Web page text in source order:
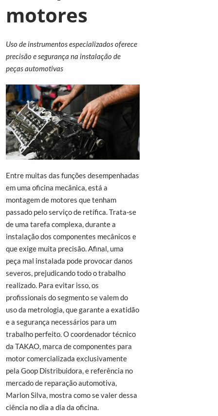
motores
Uso de instrumentos especializados oferece
precisão e segurança na instalação de
peças automotivas
Entre muitas das funções desempenhadas
em uma oficina mecânica, está a
montagem de motores que tenham
passado pelo serviço de retífica. Trata-se
de uma tarefa complexa, durante a
instalação dos componentes mecânicos e
que exige muita precisão. Afinal, uma
peça mal instalada pode provocar danos
severos, prejudicando todo o trabalho
realizado. Para evitar isso, os
profissionais do segmento se valem do
uso da metrologia, que garante a exatidão
e a segurança necessários para um
trabalho perfeito. O coordenador técnico
da TAKAO, marca de componentes para
motor comercializada exclusivamente
pela Goop Distribuidora, e referência no
mercado de reparação automotiva,
Marlon Silva, mostra como se valer dessa
ciência no dia a dia da oficina.